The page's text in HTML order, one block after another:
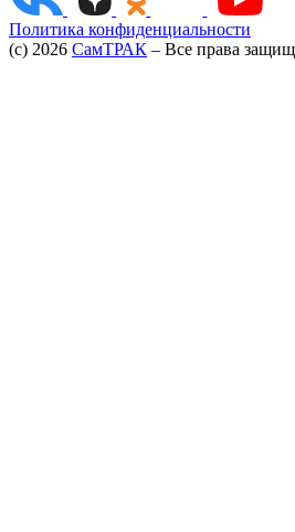
Политика конфиденциальности
(c) 2026 СамТРАК – Все права